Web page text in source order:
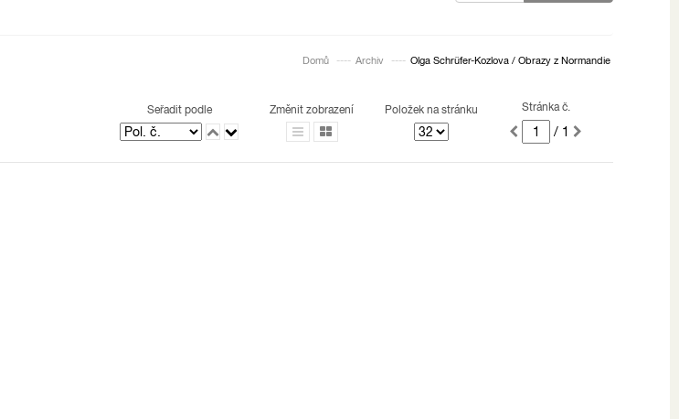
Domů Archiv Olga Schrüfer-Kozlova / Obrazy z Normandie
Seřadit podle Změnit zobrazení Položek na stránku Stránka č.
/ 1